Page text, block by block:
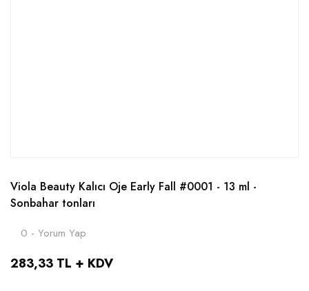
Viola Beauty Kalıcı Oje Early Fall #0001 - 13 ml -
Sonbahar tonları
0 - Yorum Yap
283,33 TL + KDV